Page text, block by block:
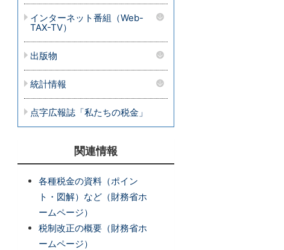
インターネット番組（Web-
TAX-TV）
出版物
統計情報
点字広報誌「私たちの税金」
関連情報
各種税金の資料（ポイン
ト・図解）など（財務省ホ
ームページ）
税制改正の概要（財務省ホ
ームページ）